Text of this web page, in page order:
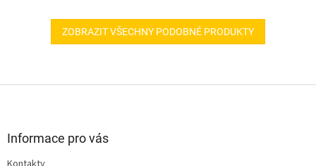
ZOBRAZIT VŠECHNY PODOBNÉ PRODUKTY
Informace pro vás